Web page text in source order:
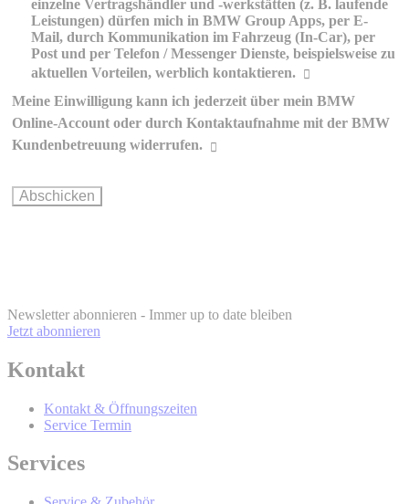
einzelne Vertragshändler und -werkstätten (z. B. laufende
Leistungen) dürfen mich in BMW Group Apps, per E-
Mail, durch Kommunikation im Fahrzeug (In-Car), per
Post und per Telefon / Messenger Dienste, beispielsweise zu
aktuellen Vorteilen, werblich kontaktieren.
Erklärungen zur werblichen
Kommunikation und Personalisierung
Wer wird Ihre Daten erhalten und Sie
Meine Einwilligung kann ich jederzeit über mein BMW
Online-Account oder durch Kontaktaufnahme mit der BMW
Kundenbetreuung widerrufen.
Wie können Sie Ihre Einwilligung ändern oder widerrufen?
Newsletter abonnieren - Immer up to date bleiben
Jetzt abonnieren
Kontakt
Kontakt & Öffnungszeiten
Service Termin
Services